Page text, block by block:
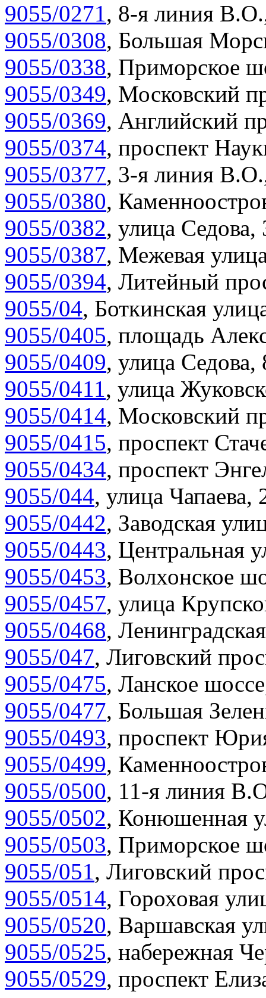
9055/0271, 8-я линия
9055/0308, Большая
9055/0338, Приморское
9055/0349, Московский
9055/0369, Английский
9055/0374, проспект
9055/0377, 3-я линия
9055/0380,
9055/0382, улица Седова,
9055/0387, Межевая
9055/0394, Литейный
9055/04, Боткинская
9055/0405, площадь
9055/0409, улица Седова,
9055/0411, улица
9055/0414, Московский
9055/0415, проспект
9055/0434, проспект
9055/044, улица Чапаева,
9055/0442, Заводская
9055/0443, Центральная
9055/0453, Волхонское
9055/0457, улица
9055/0468,
9055/047, Лиговский
9055/0475, Ланское
9055/0477, Большая
9055/0493, проспект
9055/0499,
9055/0500, 11-я линия
9055/0502, Конюшенная
9055/0503, Приморское
9055/051, Лиговский
9055/0514, Гороховая
9055/0520, Варшавская
9055/0525, набережная
9055/0529, проспект